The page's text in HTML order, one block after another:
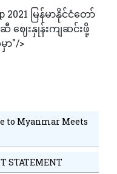
2021 မြန်မာနိုင်ငံတော်
ေးနှုန်းကျဆင်းဖို့
"/>
းစီးချုပ်အသစ်အဖြစ် ဒုတိယဗို
ြန် သင်္ဘောသားများထံမှ ကိုဗ
to Myanmar Meets
STATEMENT